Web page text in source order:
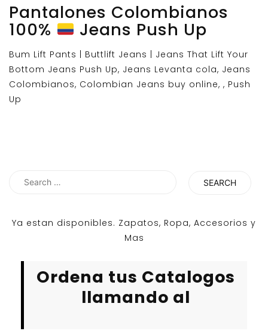
Pantalones Colombianos
100% Jeans Push Up
Bum Lift Pants | Buttlift Jeans | Jeans That Lift Your
Bottom Jeans Push Up, Jeans Levanta cola, Jeans
Colombianos, Colombian Jeans buy online, , Push
Up
Search
Ya estan disponibles. Zapatos, Ropa, Accesorios y
Mas
Ordena tus Catalogos
llamando al